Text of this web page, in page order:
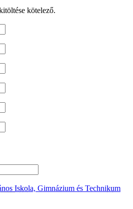
kötelező.
Iskola, Gimnázium és Technikum